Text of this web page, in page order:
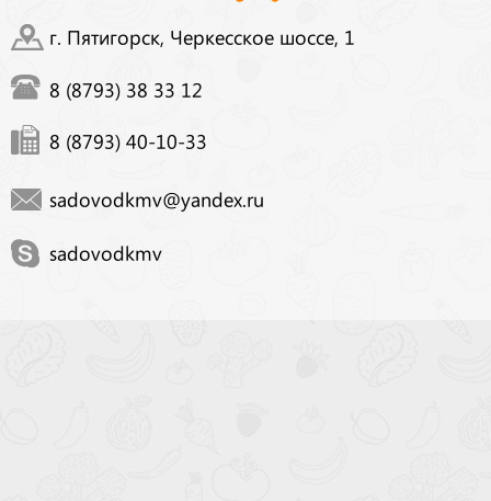
г. Пятигорск, Черкесское шоссе, 1
8 (8793) 38 33 12
8 (8793) 40-10-33
sadovodkmv@yandex.ru
sadovodkmv